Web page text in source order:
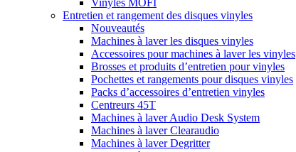
Vinyles MOFI
Entretien et rangement des disques vinyles
Nouveautés
Machines à laver les disques vinyles
Accessoires pour machines à laver les vinyles
Brosses et produits d’entretien pour vinyles
Pochettes et rangements pour disques vinyles
Packs d’accessoires d’entretien vinyles
Centreurs 45T
Machines à laver Audio Desk System
Machines à laver Clearaudio
Machines à laver Degritter